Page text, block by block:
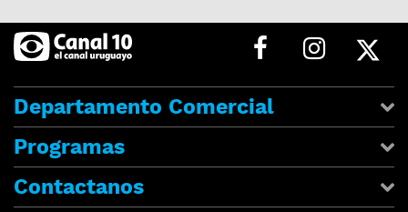
Departamento Comercial
Programas
Contactanos